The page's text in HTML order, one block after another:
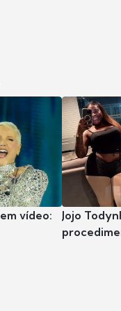
vídeo:
Jojo